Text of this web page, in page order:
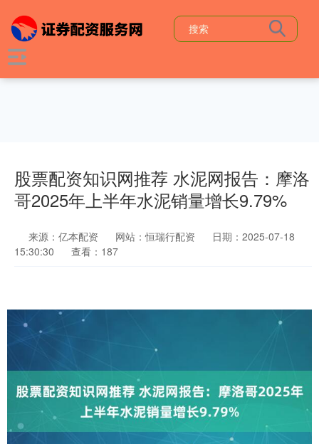
股票配资知识网推荐 水泥网报告：摩洛
哥2025年上半年水泥销量增长9.79%
来源：亿本配资 网站：恒瑞行配资
日期：2025-07-18
15:30:30
查看：187